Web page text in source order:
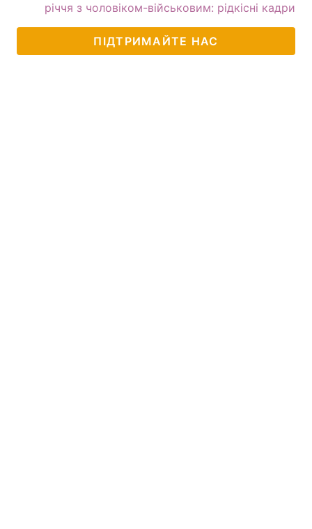
річчя з чоловіком-військовим: рідкісні кадри
ПІДТРИМАЙТЕ НАС